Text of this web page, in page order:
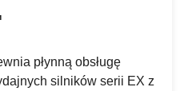
płynną obsługę
silników serii EX z